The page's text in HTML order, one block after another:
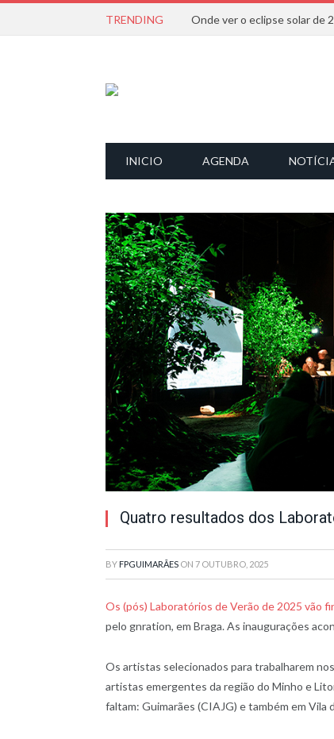
TRENDING Onde ver o eclipse solar de
INICIO AGENDA
Quatro resultados dos
BY FPGUIMARÃES ON 7 OUTUBRO, 2025
Os (pós) Laboratórios de Verão de 2025 vão
pelo gnration, em Braga. As inaugurações
Os artistas selecionados para trabalharem
artistas emergentes da região do Minho e
faltam: Guimarães (CIAJG) e também em Vila